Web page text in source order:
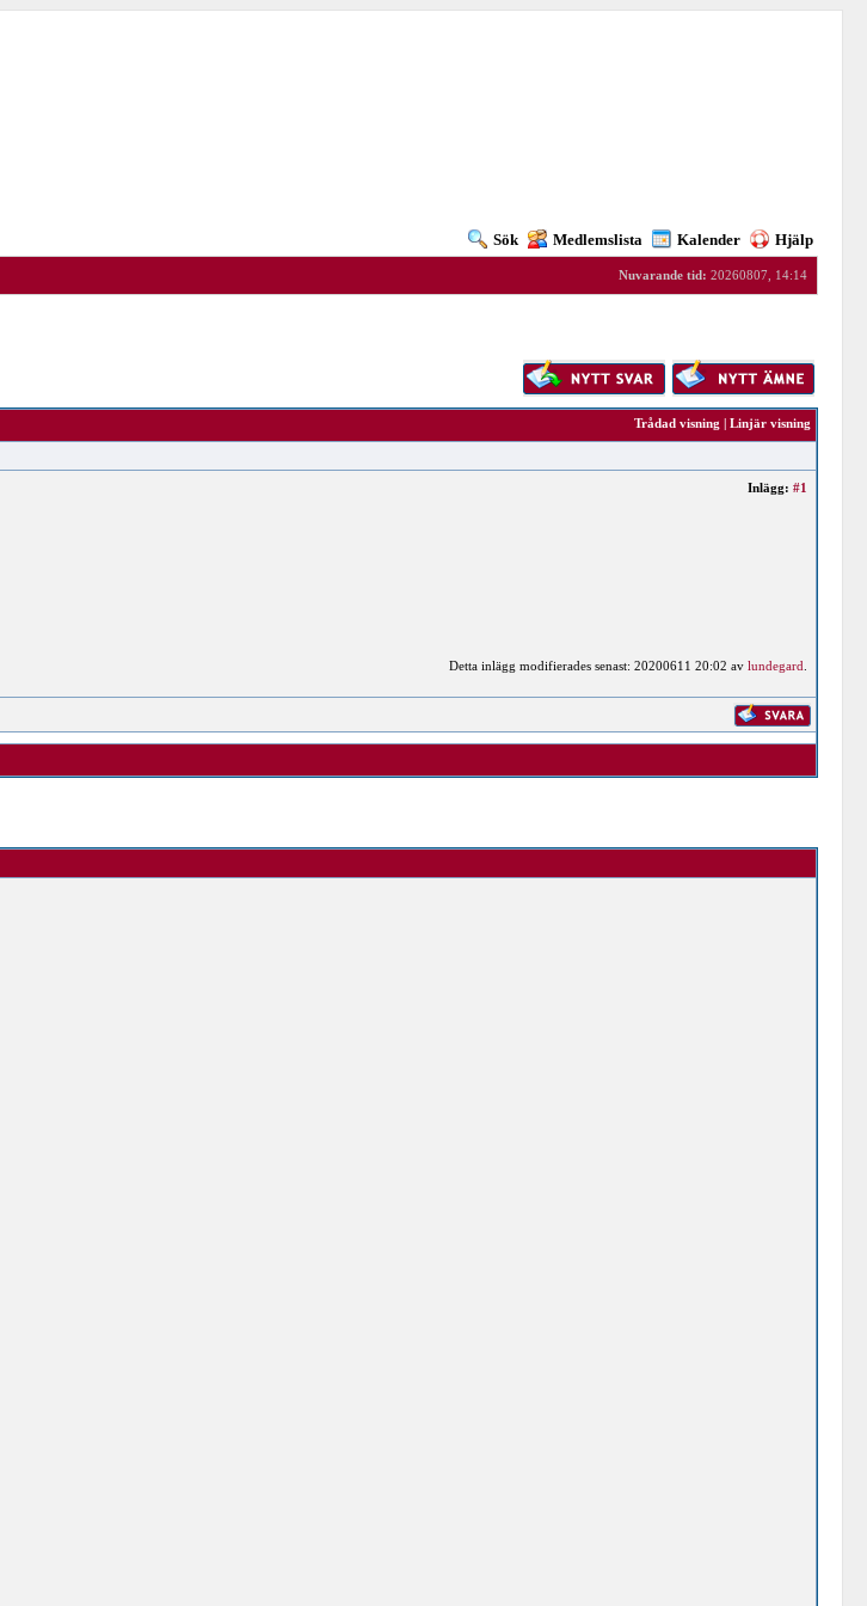
Sök Medlemslista Kalender Hjälp
Nuvarande tid: 20260807, 14:14
Trådad visning | Linjär visning
Inlägg: #1
Detta inlägg modifierades senast: 20200611 20:02 av lundegard